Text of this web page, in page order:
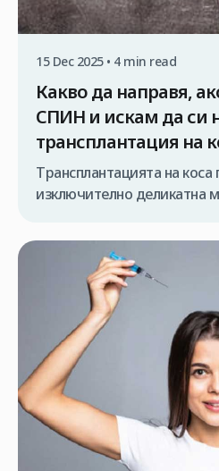
15 Dec 2025 • 4 min read
Какво да направя,
СПИН и искам да си
трансплантация на
Трансплантацията на
изключително деликатна
единствено от
и при строго
случай съществува риск
по време на операцията.
трансплантация на коса
първата и най-важна